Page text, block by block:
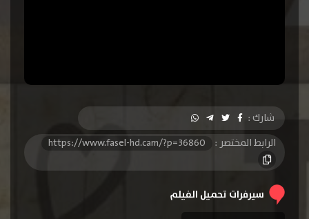
شارك :
الرابط المختصر :
https://www.fasel-hd.cam/?p=36860
سيرفرات تحميل الفيلم